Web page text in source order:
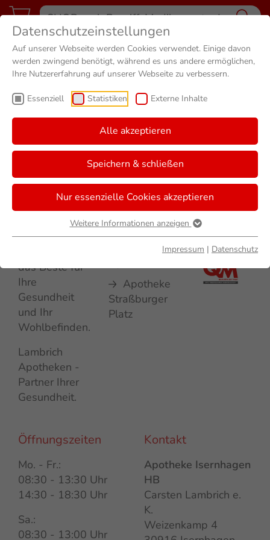
Datenschutzeinstellungen
Auf unserer Webseite werden Cookies verwendet. Einige davon
werden zwingend benötigt, während es uns andere ermöglichen,
Ihre Nutzererfahrung auf unserer Webseite zu verbessern.
Essenziell Statistiken Externe Inhalte
Alle akzeptieren
Speichern & schließen
Nur essenzielle Cookies akzeptieren
Weitere Informationen anzeigen
Impressum | Datenschutz
aus Fürsorge
und
das Beste für
Ihre
Gesundheit
und Ihr
Wohlbefinden.
Lambrich
Apotheken -
Partner Ihrer
Gesundheit.
Weitere
Standorte
City
Apotheke
Elisabeth
Apotheke
Straßburger
Platz
Links
Suche
Öffnungszeiten
Mo. - Fr.:
08:30 - 13:30 Uhr
14:30 - 18:30 Uhr
Sa.:
08:30 - 13:00 Uhr
Kontakt
Apotheke Isernhagen
HB
Carsten Lambrich e.
K.
Weizenkamp 4